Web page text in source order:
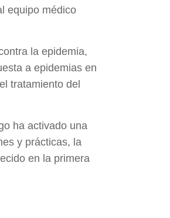
equipo médico
la epidemia,
a epidemias en
tratamiento del
ha activado una
y prácticas, la
en la primera